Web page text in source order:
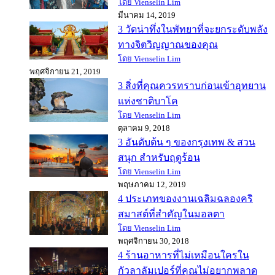
โดย Vienselin Lim
มีนาคม 14, 2019
3 วัดน่าทึ่งในพัทยาที่จะยกระดับพลัง
ทางจิตวิญญาณของคุณ
โดย Vienselin Lim
พฤศจิกายน 21, 2019
3 สิ่งที่คุณควรทราบก่อนเข้าอุทยาน
แห่งชาติบาโค
โดย Vienselin Lim
ตุลาคม 9, 2018
3 อันดับต้น ๆ ของกรุงเทพ & สวน
สนุก สำหรับฤดูร้อน
โดย Vienselin Lim
พฤษภาคม 12, 2019
4 ประเภทของงานเฉลิมฉลองคริ
สมาสต์ที่สำคัญในมอลตา
โดย Vienselin Lim
พฤศจิกายน 30, 2018
4 ร้านอาหารที่ไม่เหมือนใครใน
กัวลาลัมเปอร์ที่คุณไม่อยากพลาด